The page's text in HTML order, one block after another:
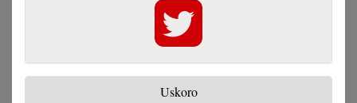
Uskoro